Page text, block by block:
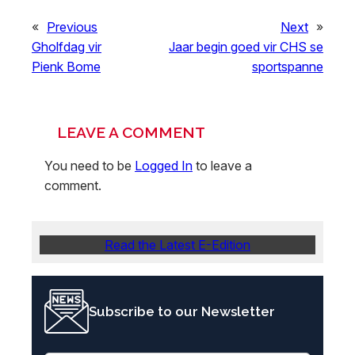
« Previous
Gholfdag vir
Pienk Bome
Next »
Jaar begin goed vir CHS se
sportspanne
LEAVE A COMMENT
You need to be Logged In to leave a
comment.
Read the Latest E-Edition
Subscribe to our Newsletter